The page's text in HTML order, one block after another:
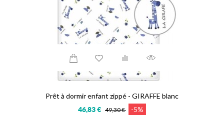
Prêt à dormir enfant zippé - GIRAFFE blanc
46,83 € 49,30 € -5%